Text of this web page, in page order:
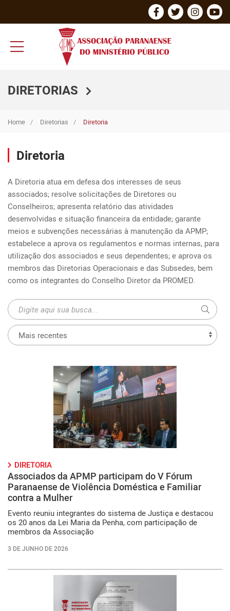
DIRETORIAS
Home Diretorias Diretoria
Diretoria
A Diretoria atua em defesa dos interesses de seus
associados; resolve solicitações de Diretores ou
Conselheiros; apresenta relatório das atividades
desenvolvidas e situação financeira da entidade; garante
meios e subvenções necessárias à manutenção da APMP;
estabelece a aprova os regulamentos e normas internas, para
utilização dos associados e seus dependentes; e aprova os
membros das Diretorias Operacionais e das Subsedes, bem
como os integrantes do Conselho Diretor da PROMED.
DIRETORIA
Associados da APMP participam do V Fórum
Paranaense de Violência Doméstica e Familiar
contra a Mulher
Evento reuniu integrantes do sistema de Justiça e destacou
os 20 anos da Lei Maria da Penha, com participação de
membros da Associação
3 DE JUNHO DE 2026